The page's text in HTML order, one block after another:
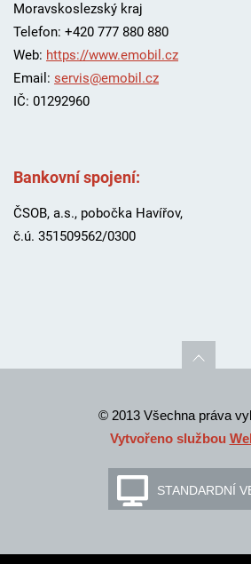
Moravskoslezský kraj
Telefon: +420 777 880 880
Web: https://www.emobil.cz
Email: servis@emobil.cz
IČ: 01292960
Bankovní spojení:
ČSOB, a.s., pobočka Havířov,
č.ú. 351509562/0300
© 2013 Všechna práva
Vytvořeno službou
STANDARDNÍ